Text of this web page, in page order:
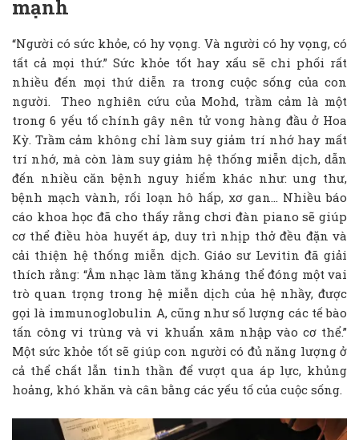
mạnh
“Người có sức khỏe, có hy vọng. Và người có hy vọng, có
tất cả mọi thứ.” Sức khỏe tốt hay xấu sẽ chi phối rất
nhiều đến mọi thứ diễn ra trong cuộc sống của con
người.Theo nghiên cứu của Mohd, trầm cảm là một
trong 6 yếu tố chính gây nên tử vong hàng đầu ở Hoa
Kỳ. Trầm cảm không chỉ làm suy giảm trí nhớ hay mất
trí nhớ, mà còn làm suy giảm hệ thống miễn dịch, dẫn
đến nhiều căn bệnh nguy hiểm khác như: ung thư,
bệnh mạch vành, rối loạn hô hấp, xơ gan… Nhiều báo
cáo khoa học đã cho thấy rằng chơi đàn piano sẽ giúp
cơ thể điều hòa huyết áp, duy trì nhịp thở đều đặn và
cải thiện hệ thống miễn dịch. Giáo sư Levitin đã giải
thích rằng: “Âm nhạc làm tăng kháng thể đóng một vai
trò quan trọng trong hệ miễn dịch của hệ nhầy, được
gọi là immunoglobulin A, cũng như số lượng các tế bào
tấn công vi trùng và vi khuẩn xâm nhập vào cơ thể.”
Một sức khỏe tốt sẽ giúp con người có đủ năng lượng ở
cả thể chất lẫn tinh thần để vượt qua áp lực, khủng
hoảng, khó khăn và cân bằng các yếu tố của cuộc sống.